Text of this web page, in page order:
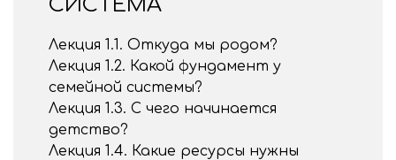
СИСТЕМА
Лекция 1.1. Откуда мы родом?
Лекция 1.2. Какой фундамент у
семейной системы?
Лекция 1.3. С чего начинается
детство?
Лекция 1.4. Какие ресурсы нужны